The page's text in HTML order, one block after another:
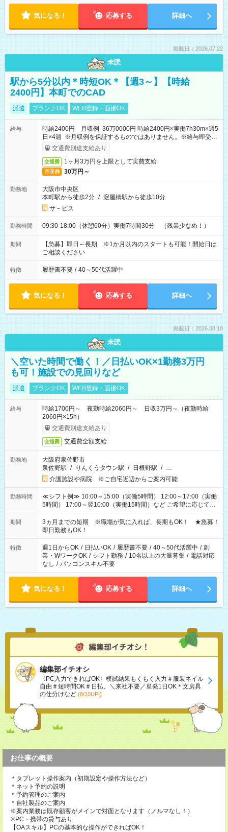
気になる！ 応募する 詳細へ
掲載日：2026.07.22
未読
駅から5分以内＊時短OK＊【週3～】【時給
2400円】本町でのCAD
派遣 ブランクOK WEB登録・面接OK
給与
時給2400円 月収例 36万0000円 時給2400円×実働7h30m×週5
日×4週 ※月収例を保証するものではありません。※給与即受取
りサービス利用可（利用条件有）
交通費別途支給あり
交通費 1ヶ月3万円を上限として実費支給
月収例 30万円～
勤務地
大阪市中央区
本町駅から徒歩2分 / 淀屋橋駅から徒歩10分
サ－ビス
勤務時間 09:30-18:00（休憩60分）実働7時間30分 （残業少なめ！）
期間
【急募】即日～長期 ※1か月以内のスタートも可能！開始日は
ご相談ください
特徴 履歴書不要 / 40～50代活躍中
気になる！ 応募する 詳細へ
掲載日：2026.08.10
未読
＼空いた時間で働く！／日払いOK×1勤務3万円
も可！施設での見回りなど
派遣 ブランクOK WEB登録・面接OK
給与
時給1700円～ 夜勤時給2060円～ 日収3万円～（夜勤時給
2060円×15h）
交通費別途支給あり
交通費 交通費全額支給
勤務地
大阪府泉佐野市
泉佐野駅 / りんくうタウン駅 / 日根野駅 / …
介護施設や病院 ※ご自宅近辺からご案内可能
勤務時間
≪シフト例≫ 10:00～15:00（実働5時間） 12:00～17:00（実働
5時間） 17:00～翌10:00（実働15時間）など ご希望に応じて、
働く時間は調整できます！ お気軽に担当へ相談ください！
期間
3ヵ月までの短期 ※職場が気に入れば、長期もOK！ ★急募！
即日勤務もOK！
特徴 週1日からOK / 日払いOK / 履歴書不要 / 40～50代活躍中 / 副
業・WワークOK / シフト勤務 / 10名以上の大量募集 / 電話対応
なし / パソコンスキル不要
気になる！ 応募する 詳細へ
編集部イチオシ
〈PC入力できればOK〉模試結果もくもく入力＃服装ネイル
自由＃短時間OK＃日払、＼来社不要／単発1日OK＊文房具
の仕分けなど (8/10UP!)
お仕事の概要
＊タブレット操作案内（初期設定や操作方法など）
＊ネット予約の説明
＊予約管理のご案内
＊自社製品のご案内
※案内業務は既存顧客がメインで対面となります（ノルマなし！）
※PC・携帯の貸与あり
【OAスキル】PCの基本的な操作ができればOK！